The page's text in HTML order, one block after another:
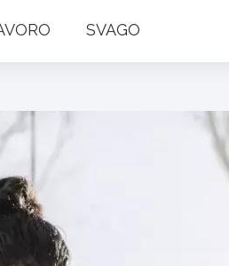
SVAGO